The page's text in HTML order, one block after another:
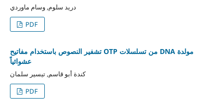
دريد سلوم, وسام ماوردي
PDF
تشفير النصوص باستخدام مفاتيح OTP من تسلسلات DNA مولدة
عشوائياً
كندة أبو قاسم, تيسير سلمان
PDF